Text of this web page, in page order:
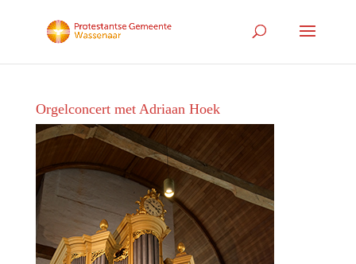
Orgelconcert met Adriaan Hoek